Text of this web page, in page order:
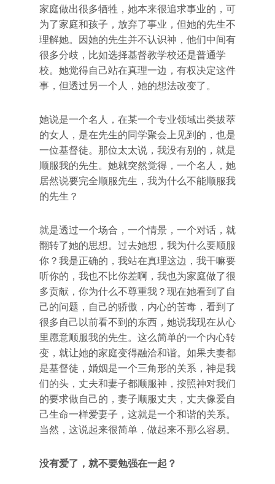
家庭做出很多牺牲，她本来很追求事业的，可
为了家庭和孩子，放弃了事业，但她的先生不
理解她。因她的先生并不认识神，他们中间有
很多分歧，比如选择基督教学校还是普通学
校。她觉得自己站在真理一边，有权决定这件
事，但透过另一个人，她的想法改变了。
她说是一个名人，在某一个专业领域出类拔萃
的女人，是在先生的同学聚会上见到的，也是
一位基督徒。那位太太说，我没有别的，就是
顺服我的先生。她就突然觉得，一个名人，她
居然说要完全顺服先生，我为什么不能顺服我
的先生？
就是透过一个场合，一个情景，一个对话，就
翻转了她的思想。过去她想，我为什么要顺服
你？我是正确的，我站在真理这边，我干嘛要
听你的，我也不比你差啊，我也为家庭做了很
多贡献，你为什么不尊重我？现在她看到了自
己的问题，自己的骄傲，内心的苦毒，看到了
很多自己以前看不到的东西，她说我现在从心
里愿意顺服我的先生。这么简单的一个内心转
变，就让她的家庭变得融洽和谐。如果夫妻都
是基督徒，婚姻是一个三角形的关系，神是我
们的头，丈夫和妻子都顺服神，按照神对我们
的要求做自己的，妻子顺服丈夫，丈夫像爱自
己生命一样爱妻子，这就是一个和谐的关系。
当然，这说起来很简单，做起来不那么容易。
没有爱了，就不要勉强在一起？